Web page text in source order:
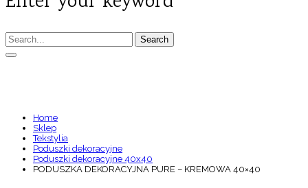
Search
Home
Sklep
Tekstylia
Poduszki dekoracyjne
Poduszki dekoracyjne 40x40
PODUSZKA DEKORACYJNA PURE – KREMOWA 40×40